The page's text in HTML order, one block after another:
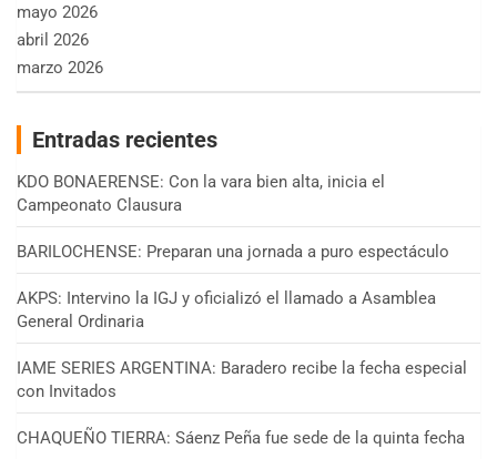
mayo 2026
abril 2026
marzo 2026
Entradas recientes
KDO BONAERENSE: Con la vara bien alta, inicia el
Campeonato Clausura
BARILOCHENSE: Preparan una jornada a puro espectáculo
AKPS: Intervino la IGJ y oficializó el llamado a Asamblea
General Ordinaria
IAME SERIES ARGENTINA: Baradero recibe la fecha especial
con Invitados
CHAQUEÑO TIERRA: Sáenz Peña fue sede de la quinta fecha